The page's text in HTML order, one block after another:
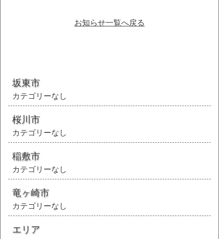
お知らせ一覧へ戻る
坂東市
カテゴリーなし
桜川市
カテゴリーなし
稲敷市
カテゴリーなし
竜ヶ崎市
カテゴリーなし
エリア